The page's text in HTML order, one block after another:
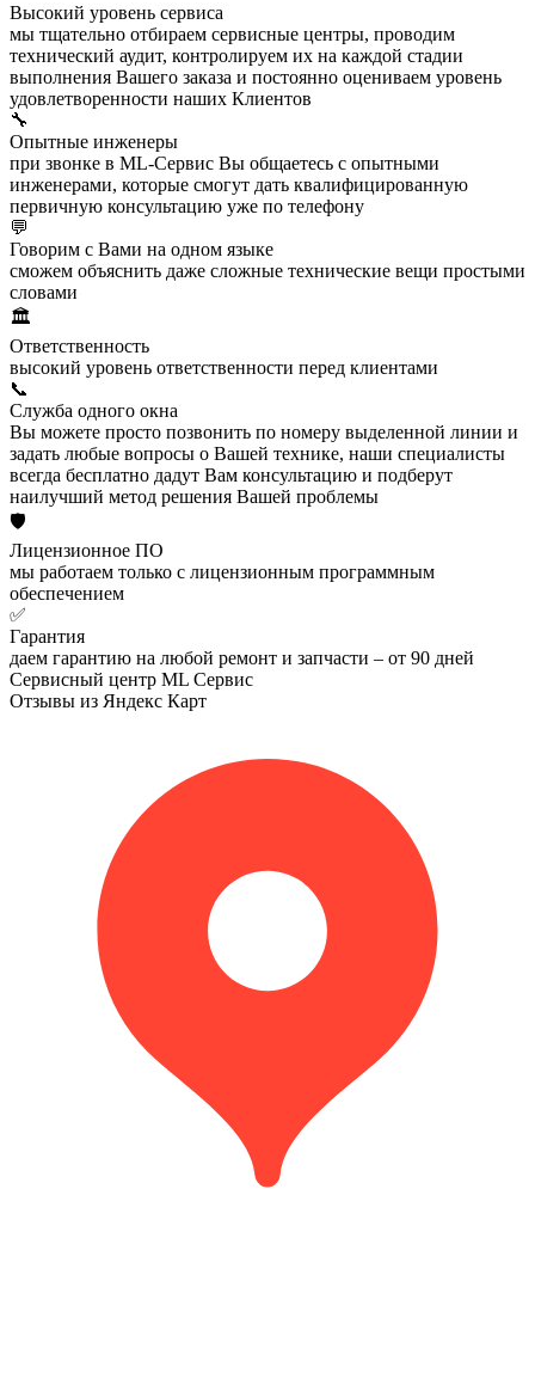
Высокий уровень сервиса
мы тщательно отбираем сервисные центры, проводим
технический аудит, контролируем их на каждой стадии
выполнения Вашего заказа и постоянно оцениваем уровень
удовлетворенности наших Клиентов
🔧
Опытные инженеры
при звонке в ML-Сервис Вы общаетесь с опытными
инженерами, которые смогут дать квалифицированную
первичную консультацию уже по телефону
💬
Говорим с Вами на одном языке
сможем объяснить даже сложные технические вещи простыми
словами
🏛️
Ответственность
высокий уровень ответственности перед клиентами
📞
Служба одного окна
Вы можете просто позвонить по номеру выделенной линии и
задать любые вопросы о Вашей технике, наши специалисты
всегда бесплатно дадут Вам консультацию и подберут
наилучший метод решения Вашей проблемы
🛡️
Лицензионное ПО
мы работаем только с лицензионным программным
обеспечением
✅
Гарантия
даем гарантию на любой ремонт и запчасти – от 90 дней
Сервисный центр ML Сервис
Отзывы из Яндекс Карт